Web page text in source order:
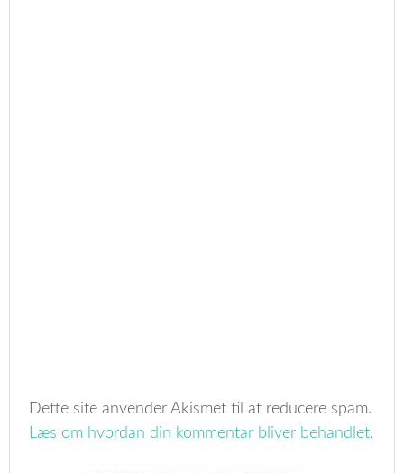
Dette site anvender Akismet til at reducere spam.
Læs om hvordan din kommentar bliver behandlet.